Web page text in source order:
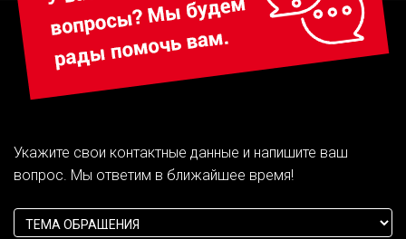
Укажите свои контактные данные и напишите ваш
вопрос. Мы ответим в ближайшее время!